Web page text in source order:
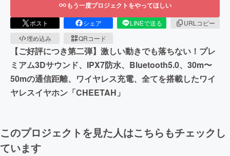
もう一度プロジェクトをやってほしい
ポスト シェア LINEで送る
URLコピー
埋め込み
QRコード
【ご好評につき第二弾】激しい動きでも落ちない！プレ
ミアム3Dサウンド、IPX7防水、Bluetooth5.0、30m〜
50mの通信距離、ワイヤレス充電、全てを搭載したワイ
ヤレスイヤホン「CHEETAH」
このプロジェクトを見た人はこちらもチェックし
ています